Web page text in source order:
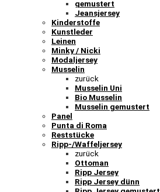
gemustert
Jeansjersey
Kinderstoffe
Kunstleder
Leinen
Minky / Nicki
Modaljersey
Musselin
zurück
Musselin Uni
Bio Musselin
Musselin gemustert
Panel
Punta di Roma
Reststücke
Ripp-/Waffeljersey
zurück
Ottoman
Ripp Jersey
Ripp Jersey dünn